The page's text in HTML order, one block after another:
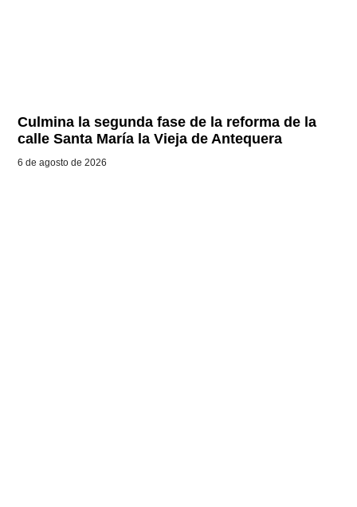
Culmina la segunda fase de la reforma de la
calle Santa María la Vieja de Antequera
6 de agosto de 2026